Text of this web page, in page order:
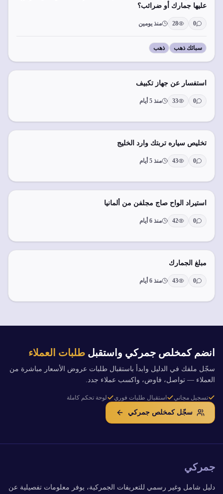
عليها جمارك أو ضرائب؟
0
28 منذ يومين
سبائك ذهب ذهب
استفسار عن جهاز تكبيف
0
33 منذ 5 أيام
تخليص سياره تربتك وارد الخليج
0
43 منذ 5 أيام
استيراد الواح صاج مجلفن من ألمانيا
0
42 منذ 6 أيام
مبلغ الجمارك
0
43 منذ 6 أيام
انضم كمخلص جمركي واستقبل طلبات العملاء
سجّل ملفك في الدليل وابدأ باستقبال طلبات عروض الأسعار مباشرة من
العملاء — تواصل، فاوض، واكسب عملاء جدد.
تسجيل مجاني استقبال طلبات فوري لوحة تحكم كاملة
سجّل كمخلص جمركي
جمركي
دليل شامل وغير رسمي للتعريفات الجمركية، يوفر معلومات تفصيلية عن